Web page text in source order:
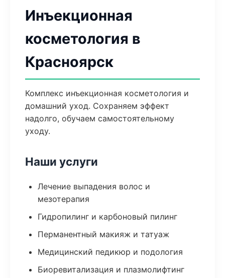
Инъекционная
косметология в
Красноярск
Комплекс инъекционная косметология и
домашний уход. Сохраняем эффект
надолго, обучаем самостоятельному
уходу.
Наши услуги
Лечение выпадения волос и
мезотерапия
Гидропилинг и карбоновый пилинг
Перманентный макияж и татуаж
Медицинский педикюр и подология
Биоревитализация и плазмолифтинг